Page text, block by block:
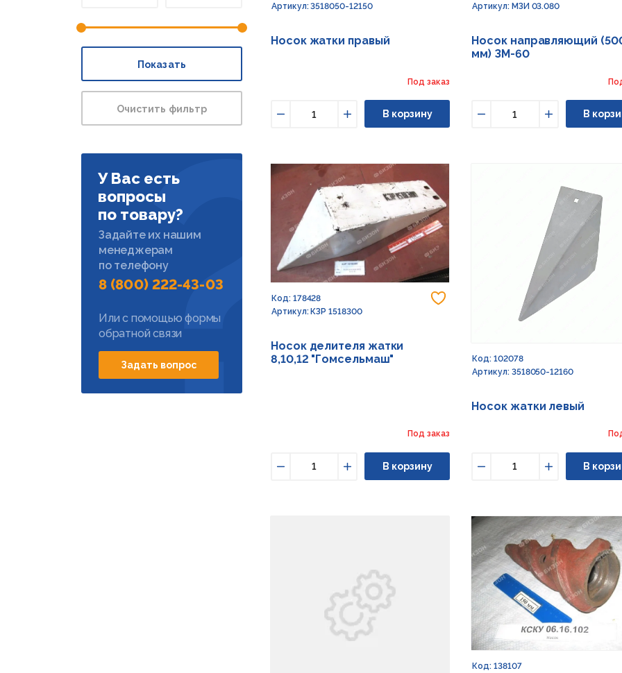
Показать
Очистить фильтр
У Вас есть
вопросы
по товару?
Задайте их нашим
менеджерам
по телефону
8 (800) 222-43-03
Или с помощью формы
обратной связи
Задать вопрос
Артикул: 3518050-12150
Носок жатки правый
Под заказ
Увеличить
В корзину
Артикул: МЗИ 03.080
Носок направляющий
мм) ЗМ-60
Увеличить
В
Добавить в избранное
Код: 178428
Артикул: КЗР 1518300
Носок делителя жатки
8,10,12 "Гомсельмаш"
Под заказ
Увеличить
В корзину
Код: 102078
Артикул: 3518050-12160
Носок жатки левый
Увеличить
В
Код: 138107